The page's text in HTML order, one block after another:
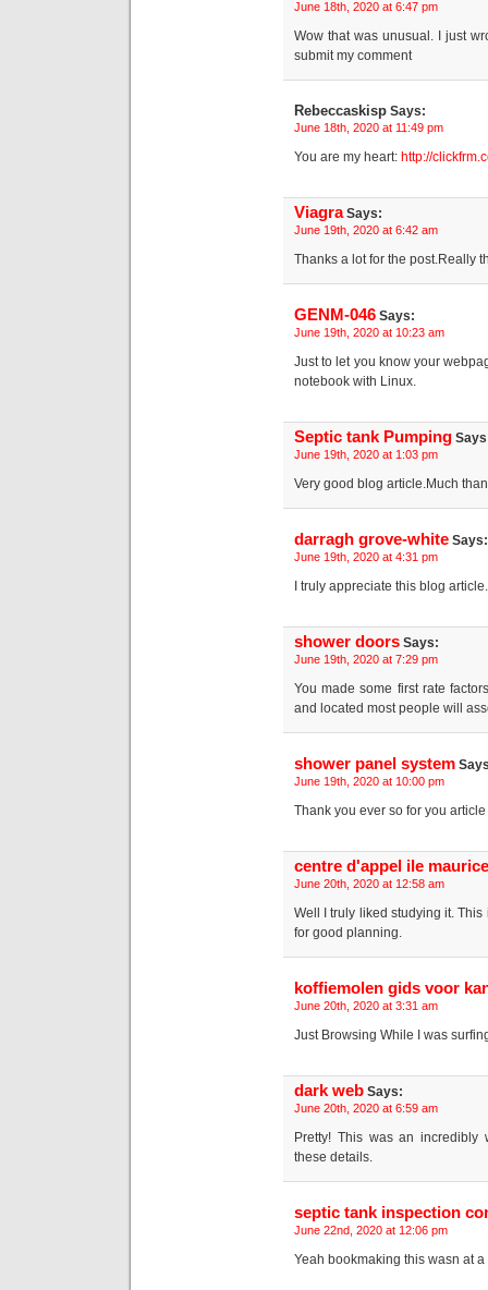
June 18th, 2020 at 6:47 pm
Wow that was unusual. I just
submit my comment
Rebeccaskisp Says:
June 18th, 2020 at 11:49 pm
You are my heart: http://
ViagraSays:
June 19th, 2020 at 6:42 am
Thanks a lot for the post.Really
GENM-046 Says:
June 19th, 2020 at 10:23 am
Just to let you know your
notebook with Linux.
Septic tank Pumping
June 19th, 2020 at 1:03 pm
Very good blog article.Much
darragh grove-white Says:
June 19th, 2020 at 4:31 pm
I truly appreciate this blog
shower doors Says:
June 19th, 2020 at 7:29 pm
You made some first rate
and located most people will
shower panel system
June 19th, 2020 at 10:00 pm
Thank you ever so for you
centre d'appel ile maurice
June 20th, 2020 at 12:58 am
Well I truly liked studying it.
for good planning.
koffiemolen gids voor
June 20th, 2020 at 3:31 am
Just Browsing While I was
dark web Says:
June 20th, 2020 at 6:59 am
Pretty! This was an incredibly
these details.
septic tank inspection
June 22nd, 2020 at 12:06 pm
Yeah bookmaking this wasn at